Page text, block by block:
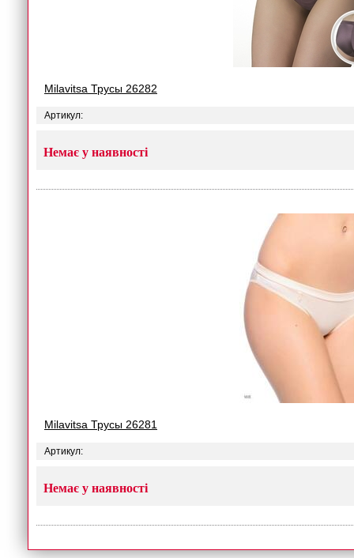
Milavitsa Трусы 26282
Артикул:
Немає у наявності
Milavitsa Трусы 26281
Артикул:
Немає у наявності